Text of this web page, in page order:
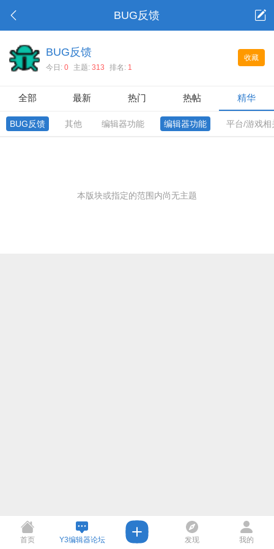
BUG反馈
收藏
BUG反馈
今日: 0 主题: 313 排名: 1
全部 最新 热门 热帖 精华
BUG反馈 其他 编辑器功能 编辑器功能 平台/游戏相
本版块或指定的范围内尚无主题
首页 Y3编辑器论坛 发现 我的